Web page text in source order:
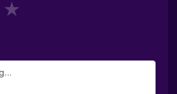
4